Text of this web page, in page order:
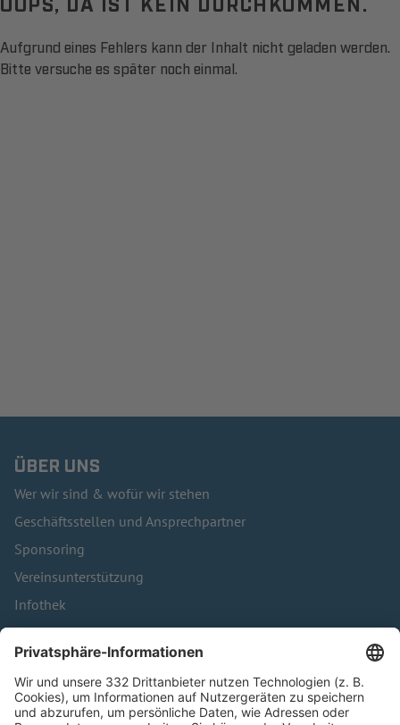
Aufgrund eines Fehlers kann der Inhalt nicht geladen werden.
Bitte versuche es später noch einmal.
ÜBER UNS
Wer wir sind & wofür wir stehen
Geschäftsstellen und Ansprechpartner
Sponsoring
Vereinsunterstützung
Infothek
Kontakt
HÄUFIG BESUCHTE SEITEN
Pässe und Vereinswechsel